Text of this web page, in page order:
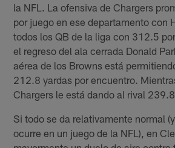
la NFL. La ofensiva de Chargers
por juego en ese departamento con
todos los QB de la liga con 312.5
el regreso del ala cerrada Donald
aérea de los Browns está
212.8 yardas por encuentro.
Chargers le está dando al rival
Si todo se da relativamente normal
ocurre en un juego de la NFL), en